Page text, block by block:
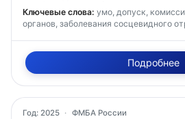
Ключевые слова: умо, допуск,
органов, заболевания сосцевидного
Подробнее
Год: 2025 · ФМБА России